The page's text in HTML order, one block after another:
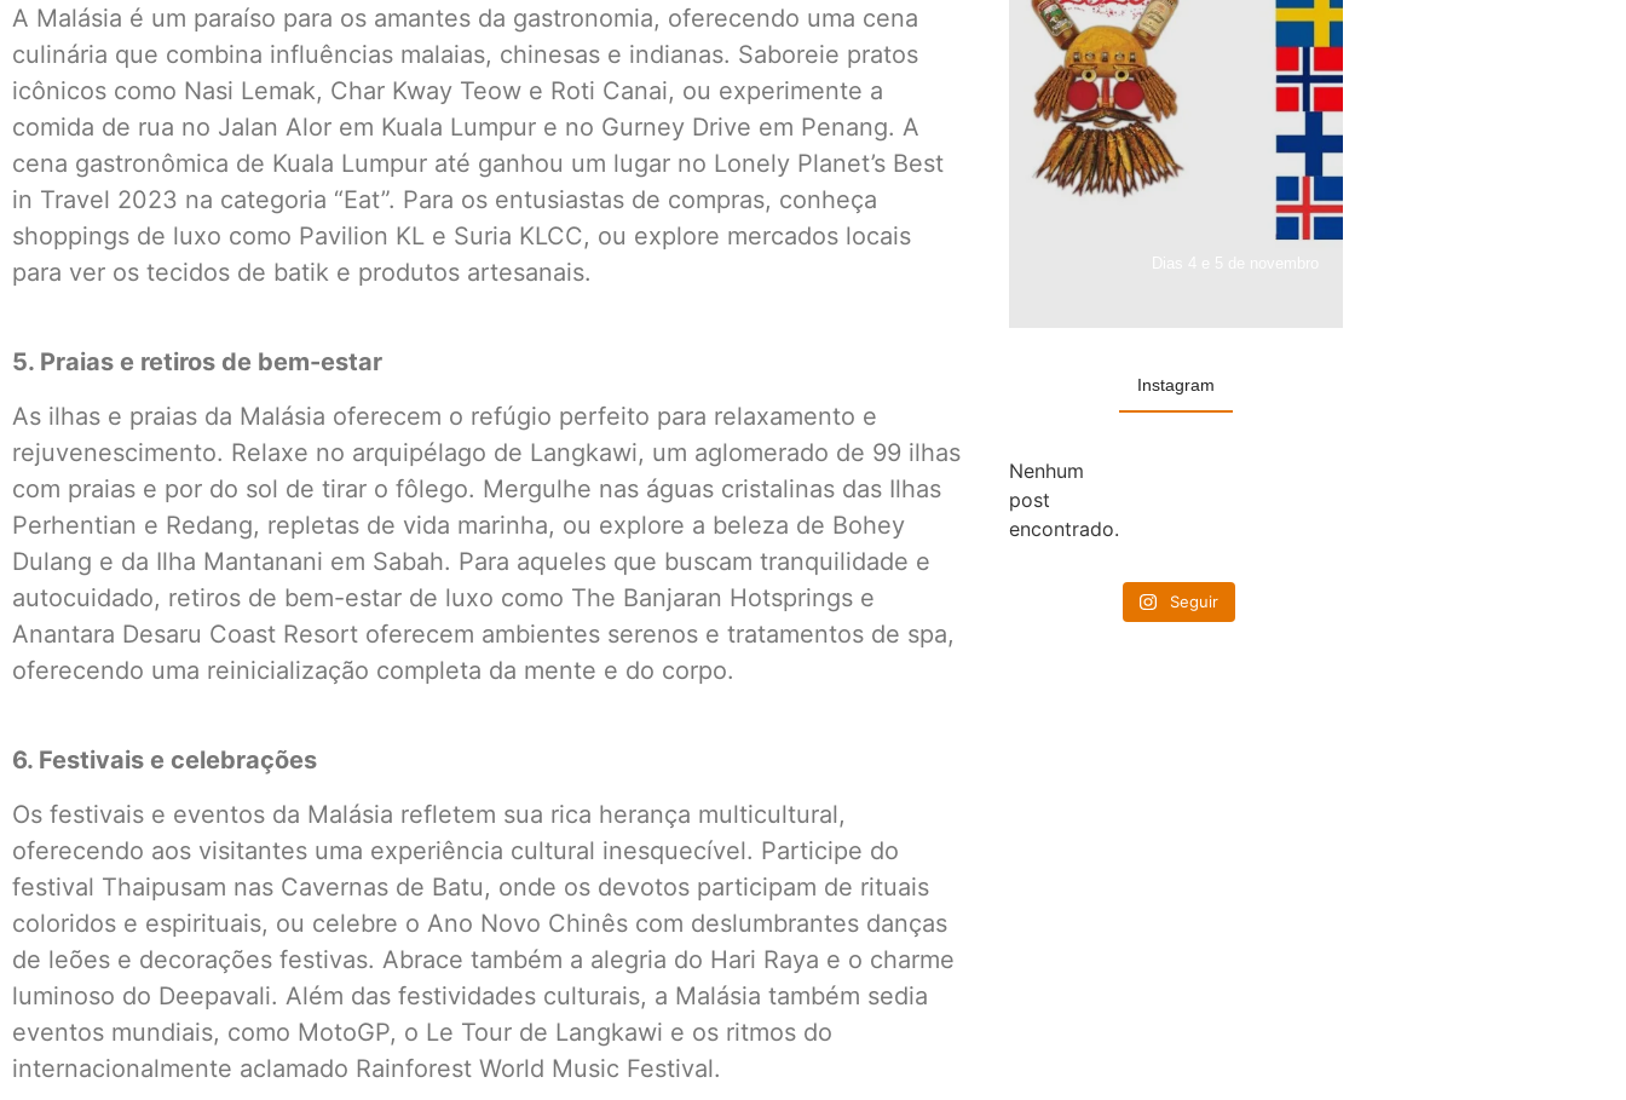
A Malásia é um paraíso para os amantes da gastronomia, oferecendo uma cena
culinária que combina influências malaias, chinesas e indianas. Saboreie pratos
icônicos como Nasi Lemak, Char Kway Teow e Roti Canai, ou experimente a
comida de rua no Jalan Alor em Kuala Lumpur e no Gurney Drive em Penang. A
cena gastronômica de Kuala Lumpur até ganhou um lugar no Lonely Planet’s Best
in Travel 2023 na categoria “Eat”. Para os entusiastas de compras, conheça
shoppings de luxo como Pavilion KL e Suria KLCC, ou explore mercados locais
para ver os tecidos de batik e produtos artesanais.
5. Praias e retiros de bem-estar
As ilhas e praias da Malásia oferecem o refúgio perfeito para relaxamento e
rejuvenescimento. Relaxe no arquipélago de Langkawi, um aglomerado de 99 ilhas
com praias e por do sol de tirar o fôlego. Mergulhe nas águas cristalinas das Ilhas
Perhentian e Redang, repletas de vida marinha, ou explore a beleza de Bohey
Dulang e da Ilha Mantanani em Sabah. Para aqueles que buscam tranquilidade e
autocuidado, retiros de bem-estar de luxo como The Banjaran Hotsprings e
Anantara Desaru Coast Resort oferecem ambientes serenos e tratamentos de spa,
oferecendo uma reinicialização completa da mente e do corpo.
6. Festivais e celebrações
Os festivais e eventos da Malásia refletem sua rica herança multicultural,
oferecendo aos visitantes uma experiência cultural inesquecível. Participe do
festival Thaipusam nas Cavernas de Batu, onde os devotos participam de rituais
coloridos e espirituais, ou celebre o Ano Novo Chinês com deslumbrantes danças
de leões e decorações festivas. Abrace também a alegria do Hari Raya e o charme
luminoso do Deepavali. Além das festividades culturais, a Malásia também sedia
eventos mundiais, como MotoGP, o Le Tour de Langkawi e os ritmos do
internacionalmente aclamado Rainforest World Music Festival.
Instagram
Nenhum
post
encontrado.
Seguir